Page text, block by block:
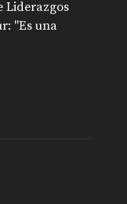
Liderazgos
"Es una